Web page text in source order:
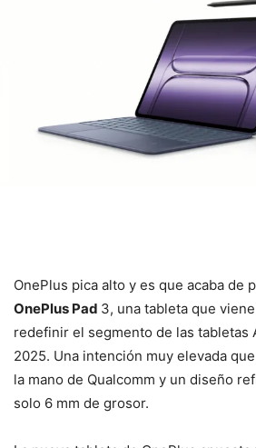
OnePlus pica alto y es que acaba de
OnePlus Pad 3, una tableta que
redefinir el segmento de las tabletas
2025. Una intención muy elevada
la mano de Qualcomm y un diseño
solo 6 mm de grosor.